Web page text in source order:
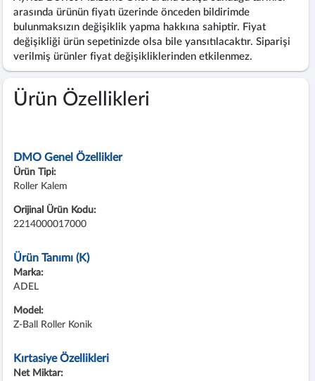
arasında ürünün fiyatı üzerinde önceden bildirimde
bulunmaksızın değişiklik yapma hakkına sahiptir. Fiyat
değişikliği ürün sepetinizde olsa bile yansıtılacaktır. Siparişi
verilmiş ürünler fiyat değişikliklerinden etkilenmez.
Ürün Özellikleri
DMO Genel Özellikler
Ürün Tipi:
Roller Kalem
Orijinal Ürün Kodu:
2214000017000
Ürün Tanımı (K)
Marka:
ADEL
Model:
Z-Ball Roller Konik
Kırtasiye Özellikleri
Net Miktar: